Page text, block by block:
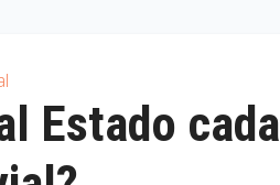
Estado cada